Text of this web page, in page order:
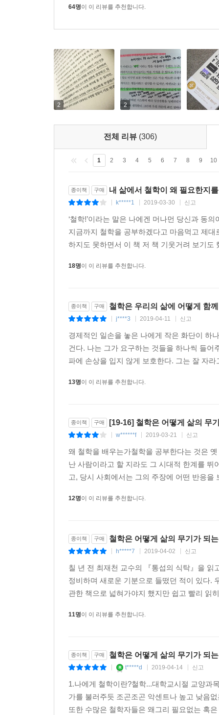
64명이 이 리뷰를 추천합니다.
2 2
전체 리뷰 (306)
1 2 3 4 5 6 7 8 9 10
종이책 구매 내 삶에서 철학이 왜 필요한지
k*****1 2019-03-30 신고
‘철학!’이라는 말은 나에겐 머나먼 당신과 동
지금까지 철학을 공부하겠다고 마음먹고 제
하지도 못하면서 이 책 저 책 기웃거려 보기
18명이 이 리뷰를 추천합니다.
종이책 구매 철학은 우리의 삶에 어떻게 함
j****3 2019-04-11 신고
경제적인 일손을 놓은 나에게 작은 화단이 하
건다. 나는 그가 요구하는 것들을 하나씩 들
파에 손상을 입지 않게 보호한다. 그는 잘 자
13명이 이 리뷰를 추천합니다.
종이책 구매 [19-16] 철학은 어떻게 삶의 무
w******f 2019-03-21 신고
왜 철학을 배우는가철학을 공부한다는 것은
난 사람이라고 할 지라도 그 시대적 한계를
고, 당시 사회에서는 그의 주장에 어떤 반응
12명이 이 리뷰를 추천합니다.
종이책 구매 철학은 어떻게 삶의 무기가 되
h*****7 2019-04-02 신고
칠 년 전 최재천 교수의 『통섭의 식탁』을
정비하며 새로운 기분으로 들떴던 적이 있다.
관한 책으로 넓혀가야지 했지만 쉽고 빨리 읽
11명이 이 리뷰를 추천합니다.
종이책 구매 철학은 어떻게 삶의 무기가 되
t*****d 2019-04-14 신고
1.나에게 철학이란?철학...대학교시절 교양과
가를 불러주듯 조곤조곤 악센트나 높고 낮음
또한 수많은 철학자들은 왜그리 필요없는 혹